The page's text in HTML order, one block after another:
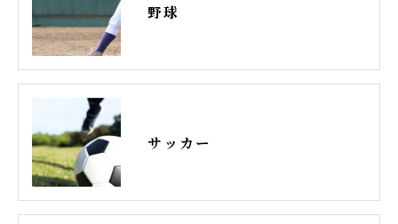
野球
サッカー